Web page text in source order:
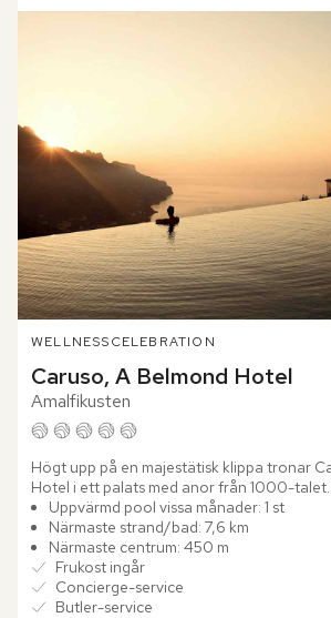
WELLNESSCELEBRATION
Caruso, A Belmond Hotel
Amalfikusten
Högt upp på en majestätisk klippa tronar
Hotel i ett palats med anor från 1000-
byggnaden, som enligt legenden uppfördes
på...
Uppvärmd pool vissa månader: 1 st
Närmaste strand/bad: 7,6 km
Närmaste centrum: 450 m
Frukost ingår
Concierge-service
Butler-service